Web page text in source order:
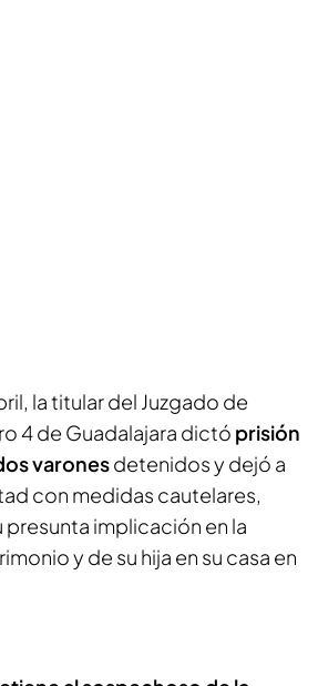
la titular del Juzgado de
4 de Guadalajara dictó prisión
varonesdetenidos y dejó a
con medidas cautelares,
implicación en la
y de su hija en su casa en